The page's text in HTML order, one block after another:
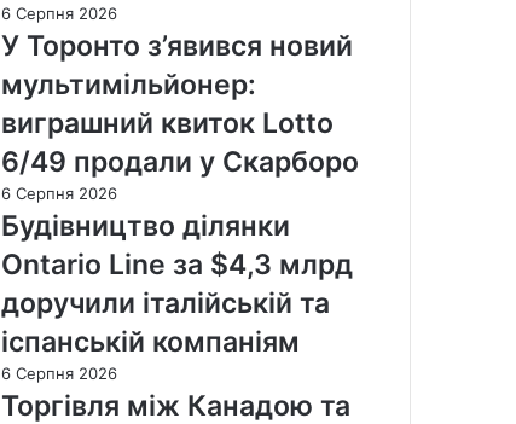
6 Серпня 2026
У Торонто з’явився новий
мультимільйонер:
виграшний квиток Lotto
6/49 продали у Скарборо
6 Серпня 2026
Будівництво ділянки
Ontario Line за $4,3 млрд
доручили італійській та
іспанській компаніям
6 Серпня 2026
Торгівля між Канадою та